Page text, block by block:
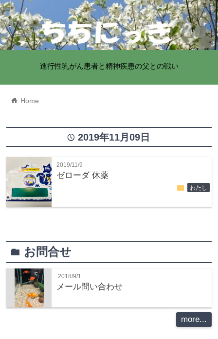
進行性乳がん患者と精神疾患の父との戦い
home Home
time2019年11月09日
2019/11/9
ゼローダ 休薬
folder わたし
folder お問合せ
2018/9/1
メール問い合わせ
more...